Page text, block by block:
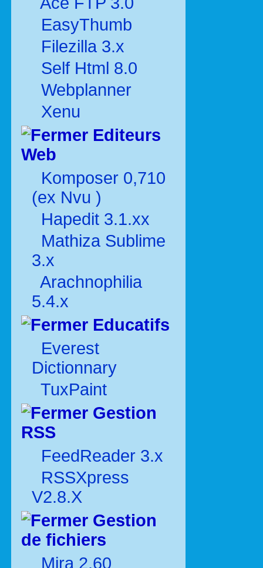
EasyThumb
Filezilla 3.x
Self Html 8.0
Webplanner
Xenu
Editeurs
Web
Komposer 0,710
(ex Nvu )
Hapedit 3.1.xx
Mathiza Sublime
3.x
Arachnophilia
5.4.x
Educatifs
Everest
Dictionnary
TuxPaint
Gestion
RSS
FeedReader 3.x
RSSXpress
V2.8.X
Gestion
de fichiers
Mira 2.60